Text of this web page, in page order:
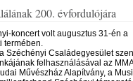
200. évfordulójára
koncert volt augusztus 31-én a
Széchényi Családegyesület
felhasználásával az
Művészház Alapítvány, a